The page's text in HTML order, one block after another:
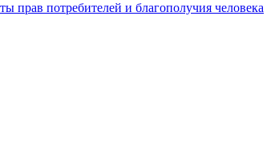
прав потребителей и благополучия человека